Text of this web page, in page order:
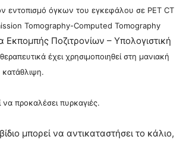
εντοπισμό όγκων του εγκεφάλου σε PET CT
Tomography-Computed Tomography
Εκπομπής Ποζιτρονίων – Υπολογιστική
έχει χρησιμοποιηθεί στη μανιακή
κατάθλιψη.
να προκαλέσει πυρκαγιές.
μπορεί να αντικαταστήσει το κάλιο,